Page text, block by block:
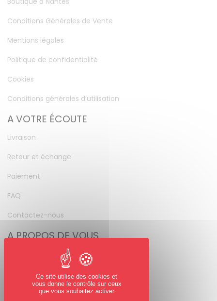
Conditions Générales de Vente
Mentions légales
Politique de confidentialité
Cookies
Conditions générales d’utilisation
A VOTRE ÉCOUTE
Livraison
Retour et échange
Paiement
FAQ
Contactez-nous
A PROPOS DE VOUS
Mot de passe perdu
NOUS SUIVRE
Ce site utilise des cookies et
vous donne le contrôle sur ceux
que vous souhaitez activer